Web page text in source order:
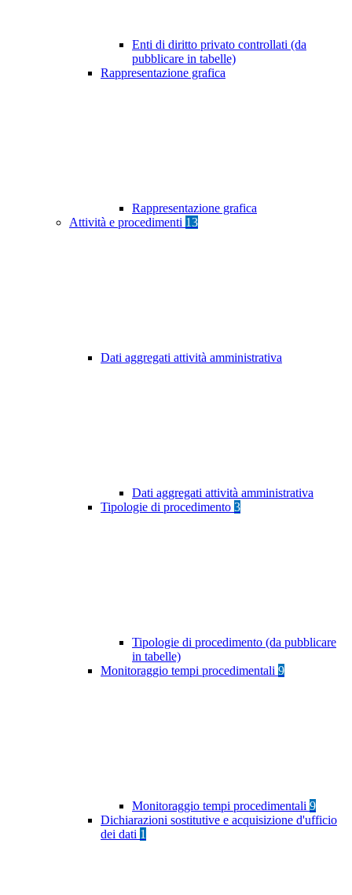
Enti di diritto privato controllati (da
pubblicare in tabelle)
Rappresentazione grafica
Rappresentazione grafica
Attività e procedimenti 13
Dati aggregati attività amministrativa
Dati aggregati attività amministrativa
Tipologie di procedimento 3
Tipologie di procedimento (da pubblicare
in tabelle)
Monitoraggio tempi procedimentali 9
Monitoraggio tempi procedimentali 9
Dichiarazioni sostitutive e acquisizione d'ufficio
dei dati 1